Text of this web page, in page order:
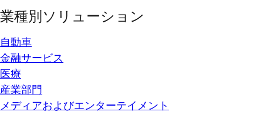
業種別ソリューション
自動車
金融サービス
医療
産業部門
メディアおよびエンターテイメント